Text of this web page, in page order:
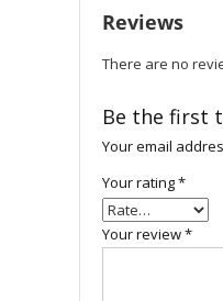
Reviews
There are no
Be the first
Your email
Your rating*
Your review*